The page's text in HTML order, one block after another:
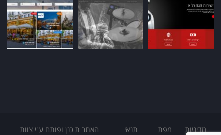
מדיניות מפת תנאי האתר תוכנן ופותח ע"י צוות